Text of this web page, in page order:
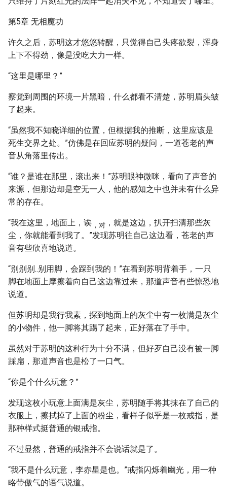
第5章 无相魔功
许久之后，苏明这才悠悠转醒，只觉得自己头疼欲裂，浑身
上下不得劲，像是没吃大力一样。
“这里是哪里？”
察觉到周围的环境一片黑暗，什么都看不清楚，苏明眉头皱
了起来。
“虽然我不知晓详细的位置，但根据我的推断，这里应该是
死生交界之处。”仿佛是在回应苏明的疑问，一道苍老的声
音从角落里传出。
“谁？是谁在那里，滚出来！”苏明眼神微咪，看向了声音的
来源，但那边却是空无一人，他的感知之中也并未有什么异
常的存在。
“我在这里，地面上，诶 ，对 ，就是这边，扒开扫清那些灰
尘，你就能看到我了。”发现苏明往自己这边看，苍老的声
音有些欣喜地说道。
“别别别..别用脚，会踩到我的！”在看到苏明背着手，一只
脚在地面上摩擦着向自己这边靠过来，那道声音有些惊恐地
说道。
但苏明却是我行我素，探到地面上的灰尘中有一枚满是灰尘
的小物件，他一脚将其踢了起来，正好落在了手中。
虽然对于苏明的这种行为十分不满，但好歹自己没有被一脚
踩扁，那道声音也是松了一口气。
“你是个什么玩意？”
发现这枚小玩意上面满是灰尘，苏明随手将其抹在了自己的
衣服上，擦拭掉了上面的粉尘，看样子似乎是一枚戒指，是
那种样式挺普通的银戒指。
不过显然，普通的戒指并不会说话就是了。
“我不是什么玩意，李赤星是也。”戒指闪烁着幽光，用一种
略带傲气的语气说道。